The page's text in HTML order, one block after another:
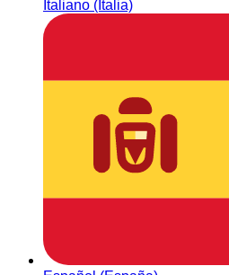
Italiano (Italia)